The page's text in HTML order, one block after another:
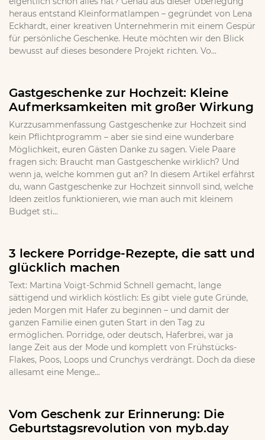
heraus entstand Kleinformatlampen – gegründet von Lena
Eckhardt, einer kreativen Unternehmerin mit einem Gespür
für persönliche Geschenke. Heute möchten wir den Blick
bewusst auf dieses besondere Projekt richten. Vo...
Gastgeschenke zur Hochzeit: Kleine
Aufmerksamkeiten mit großer Wirkung
Kurzzusammenfassung Gastgeschenke zur Hochzeit sind
kein Pflichtprogramm – aber sie sind eine wunderbare
Möglichkeit, euren Gästen Danke zu sagen. Viele Paare
fragen sich: Braucht man Gastgeschenke wirklich? Und
wenn ja, welche kommen gut an? In diesem Artikel erfährst
du, wann Gastgeschenke zur Hochzeit sinnvoll sind, welche
Ideen zeitlos funktionieren, wie man auch mit kleinem
Budget sti...
3 leckere Porridge-Rezepte, die satt und
glücklich machen
Text: Martina Voigt-Schmid Schnell gemacht, lange
sättigend und wirklich köstlich: Es gibt viele gute Gründe,
jeden Morgen mit Hafer zu beginnen – und damit der
ganzen Familie einen guten Start in den Tag zu
ermöglichen. Porridge, oder deutsch, Haferbrei, war ja
lange Zeit aus der Mode und komplett von Frühstücks-
Flakes, Poos, Loops und Crunchys verdrängt. Doch da diese
allesamt eine Menge...
Vom Geschenk zur Erinnerung: Die
Geburtstagsrevolution von myb.day